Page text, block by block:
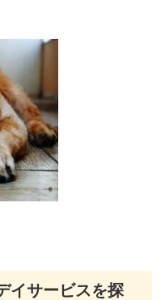
イサービスを探